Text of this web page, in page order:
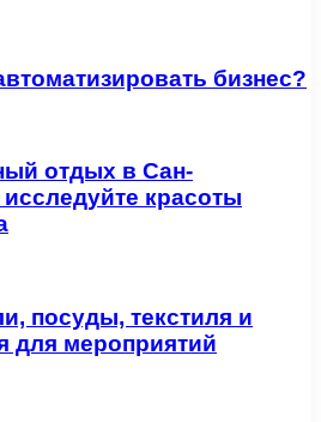
бизнес?
отдых в Сан-
красоты
посуды, текстиля и
для мероприятий